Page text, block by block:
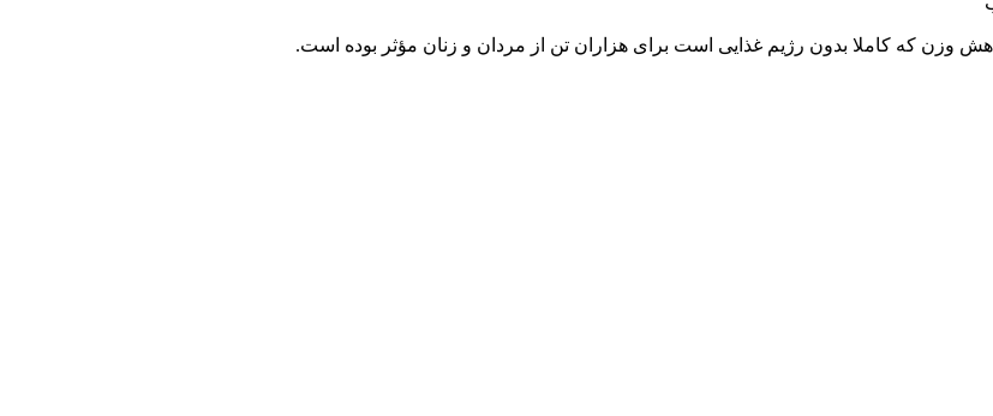
وزن که کاملا بدون رژیم غذایی است برای هزاران تن از مردان و زنان مؤثر بوده است.